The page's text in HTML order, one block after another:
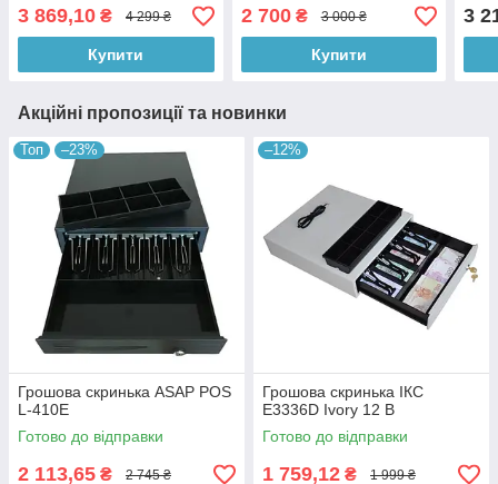
3 869,10 ₴ 4 299 ₴
Купити
2 700₴ 3 000 ₴
Купити
3
Акційні пропозиції та новинки
Топ –23%
Грошова скринька ASAP POS
L-410E
Готово до відправки
2 113,65 ₴ 2 745 ₴
–12%
Грошова скринька ІКС
E3336D Ivory 12 В
Готово до відправки
1 759,12 ₴ 1 999 ₴